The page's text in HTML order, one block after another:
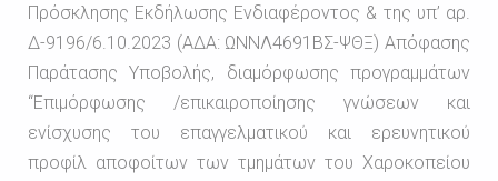
Πρόσκλησης Εκδήλωσης Ενδιαφέροντος & της υπ’ αρ.
Δ-9196/6.10.2023 (ΑΔΑ: ΩΝΝΛ4691ΒΣ-ΨΘΞ) Απόφασης
Παράτασης Υποβολής, διαμόρφωσης προγραμμάτων
“Επιμόρφωσης /επικαιροποίησης γνώσεων και
ενίσχυσης του επαγγελματικού και ερευνητικού
προφίλ αποφοίτων των τμημάτων του Χαροκοπείου